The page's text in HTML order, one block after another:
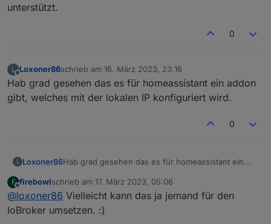
unterstützt.
0
L
Offline
Loxoner86schrieb am 16. März 2023, 23:16
zuletzt editiert von
Hab grad gesehen das es für homeassistant ein addon
gibt, welches mit der lokalen IP konfiguriert wird.
0
L Loxoner86Hab grad gesehen das es für homeassistant ein
wird.
F
Offline
firebowlschrieb am 17. März 2023, 05:06
zuletzt editiert von
@loxoner86 Vielleicht kann das ja jemand für den
IoBroker umsetzen. :)